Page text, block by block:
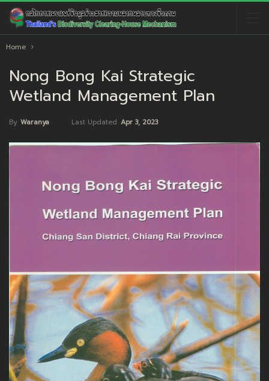
Home
Nong Bong Kai Strategic
Wetland Management Plan
By Waranya Last Updated Apr 3, 2023